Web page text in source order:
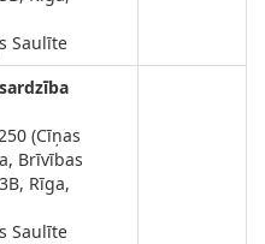
Saulīte
(Cīņas
Brīvības
Rīga,
Saulīte